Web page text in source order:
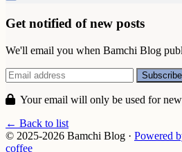
Get notified of new posts
We'll email you when Bamchi Blog
Your email will only be used for
← Back to list
© 2025-2026 Bamchi Blog · Powered
coffee